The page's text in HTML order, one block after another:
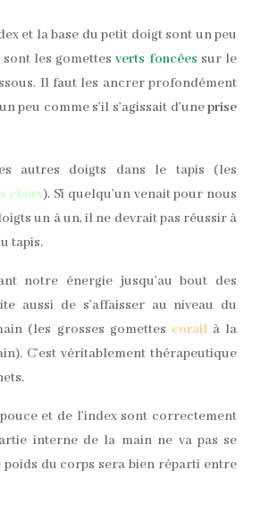
et la base du petit doigt sont un peu
sont les gomettesverts foncées sur le
Il faut les ancrer profondément
peu comme s’il s’agissait d’uneprise
autres doigts dans le tapis (les
clairs). Si quelqu’un venait pour nous
un à un, il ne devrait pas réussir à
tapis.
notre énergie jusqu’au bout des
aussi de s’affaisser au niveau du
(les grosses gomettes corailà la
C’est véritablement thérapeutique
et de l’index sont correctement
interne de la main ne va pas se
poids du corps sera bien réparti entre